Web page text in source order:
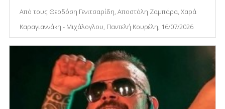
Από τους Θεοδόση Γενιτσαρίδη, Αποστόλη Ζαμπάρα, Χαρά
Καραγιαννάκη - Μιχάλογλου, Παντελή Κουρέλη, 16/07/2026